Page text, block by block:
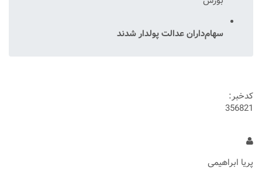
سهام‌داران عدالت پولدار شدند
کدخبر:
356821
پریا ابراهیمی